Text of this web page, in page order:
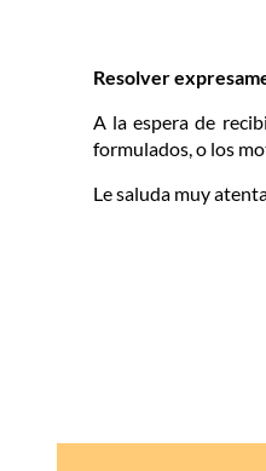
Resolver
A la espera de
formulados, o los
Le saluda muy